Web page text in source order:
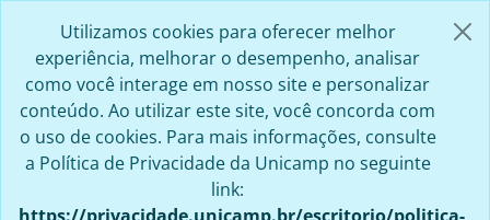
Utilizamos cookies para oferecer melhor
experiência, melhorar o desempenho, analisar
como você interage em nosso site e personalizar
conteúdo. Ao utilizar este site, você concorda com
o uso de cookies. Para mais informações, consulte
a Política de Privacidade da Unicamp no seguinte
link: